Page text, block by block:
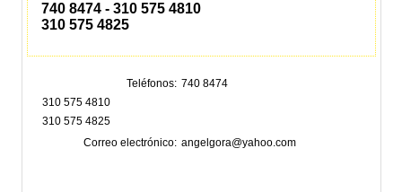
740 8474 - 310 575 4810
310 575 4825
Teléfonos
740 8474
310 575 4810
310 575 4825
Correo electrónico
angelgora@yahoo.com